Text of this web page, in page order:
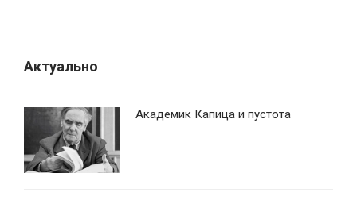
Актуально
Академик Капица и пустота